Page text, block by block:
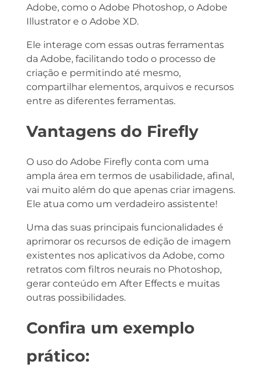
Adobe, como o Adobe Photoshop, o Adobe
Illustrator e o Adobe XD.
Ele interage com essas outras ferramentas
da Adobe, facilitando todo o processo de
criação e permitindo até mesmo,
compartilhar elementos, arquivos e recursos
entre as diferentes ferramentas.
Vantagens do Firefly
O uso do Adobe Firefly conta com uma
ampla área em termos de usabilidade, afinal,
vai muito além do que apenas criar imagens.
Ele atua como um verdadeiro assistente!
Uma das suas principais funcionalidades é
aprimorar os recursos de edição de imagem
existentes nos aplicativos da Adobe, como
retratos com filtros neurais no Photoshop,
gerar conteúdo em After Effects e muitas
outras possibilidades.
Confira um exemplo
prático: